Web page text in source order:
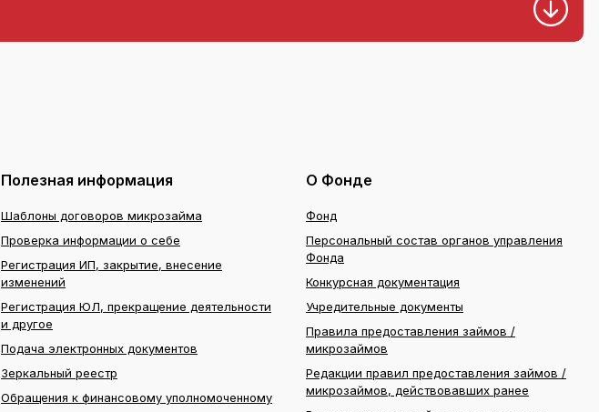
Полезная информация
Шаблоны договоров микрозайма
Проверка информации о себе
Регистрация ИП, закрытие, внесение
изменений
Регистрация ЮЛ, прекращение деятельности
и другое
Подача электронных документов
Зеркальный реестр
Обращения к финансовому уполномоченному
О Фонде
Фонд
Персональный состав органов управления
Фонда
Конкурсная документация
Учредительные документы
Правила предоставления займов /
микрозаймов
Редакции правил предоставления займов /
микрозаймов, действовавших ранее